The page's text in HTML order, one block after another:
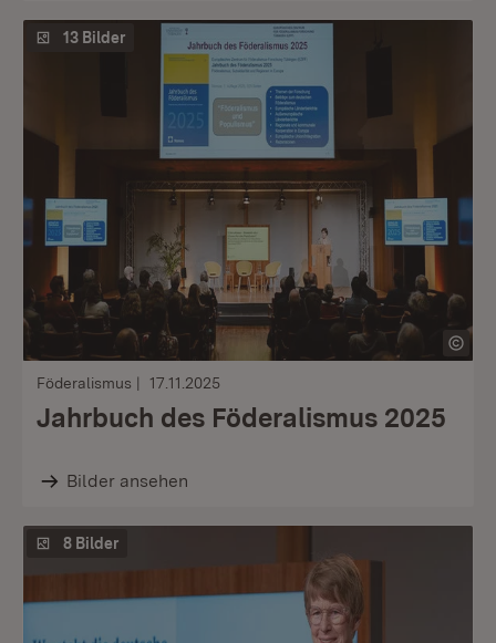
13 Bilder
Föderalismus 17.11.2025
Jahrbuch des Föderalismus 2025
Bilder ansehen
8 Bilder